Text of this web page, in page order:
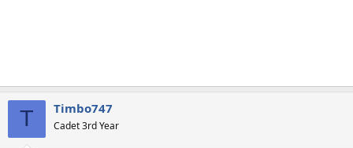
T Timbo747
Cadet 3rd Year